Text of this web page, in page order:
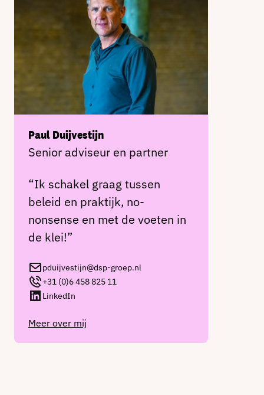
Paul Duijvestijn
Senior adviseur en partner
“Ik schakel graag tussen
beleid en praktijk, no-
nonsense en met de voeten in
de klei!”
pduijvestijn@dsp-groep.nl
+31 (0)6 458 825 11
LinkedIn
Meer over mij